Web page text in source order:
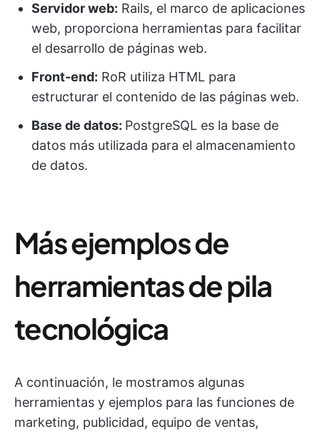
Servidor web: Rails, el marco de aplicaciones
web, proporciona herramientas para facilitar
el desarrollo de páginas web.
Front-end: RoR utiliza HTML para
estructurar el contenido de las páginas web.
Base de datos: PostgreSQL es la base de
datos más utilizada para el almacenamiento
de datos.
Más ejemplos de
herramientas de pila
tecnológica
A continuación, le mostramos algunas
herramientas y ejemplos para las funciones de
marketing, publicidad, equipo de ventas,